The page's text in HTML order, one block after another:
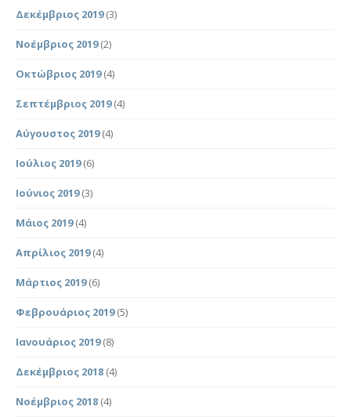
Δεκέμβριος 2019(3)
Νοέμβριος 2019(2)
Οκτώβριος 2019(4)
Σεπτέμβριος 2019(4)
Αύγουστος 2019(4)
Ιούλιος 2019(6)
Ιούνιος 2019(3)
Μάιος 2019(4)
Απρίλιος 2019(4)
Μάρτιος 2019(6)
Φεβρουάριος 2019(5)
Ιανουάριος 2019(8)
Δεκέμβριος 2018 (4)
Νοέμβριος 2018 (4)